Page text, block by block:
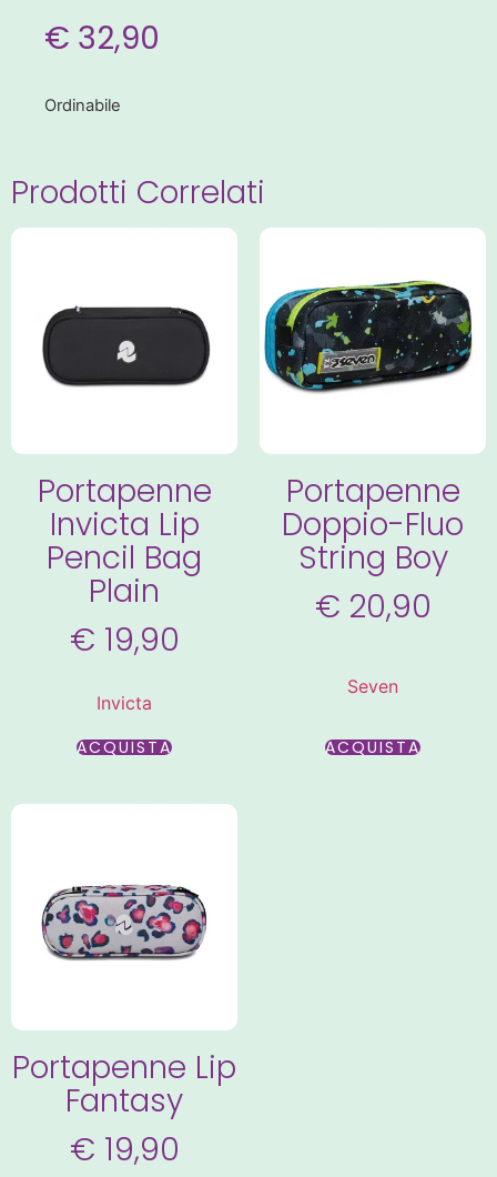
€ 32,90
Ordinabile
Prodotti Correlati
Portapenne
Invicta Lip
Pencil Bag
Plain
€ 19,90
Invicta
ACQUISTA
Portapenne
Doppio-Fluo
String Boy
€ 20,90
Seven
ACQUISTA
Portapenne Lip
Fantasy
€ 19,90